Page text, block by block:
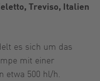
Treviso, Italien
es sich um das
mit einer
etwa 500 hl/h.